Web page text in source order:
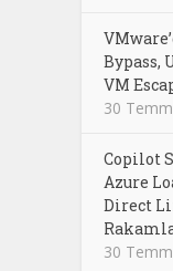
Bypass,
VM
30
Copilot
Azure
Direct
30